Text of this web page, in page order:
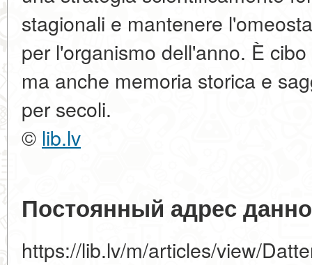
stagionali e mantenere
per l'organismo dell'anno. È
ma anche memoria storica e
per secoli.
© lib.lv
Постоянный адрес
https://lib.lv/m/articles/view/